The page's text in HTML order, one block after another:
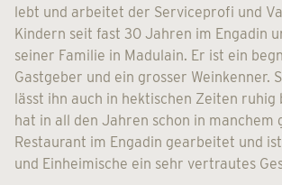
lebt und arbeitet der Serviceprofi und
Kindern seit fast 30 Jahren im Engadin
seiner Familie in Madulain. Er ist ein
Gastgeber und ein grosser Weinkenner.
lässt ihn auch in hektischen Zeiten ruhig
hat in all den Jahren schon in manchem
Restaurant im Engadin gearbeitet und
und Einheimische ein sehr vertrautes